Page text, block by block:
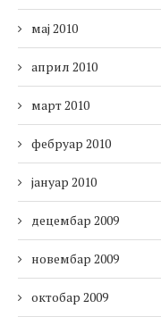
мај 2010
април 2010
март 2010
фебруар 2010
јануар 2010
децембар 2009
новембар 2009
октобар 2009